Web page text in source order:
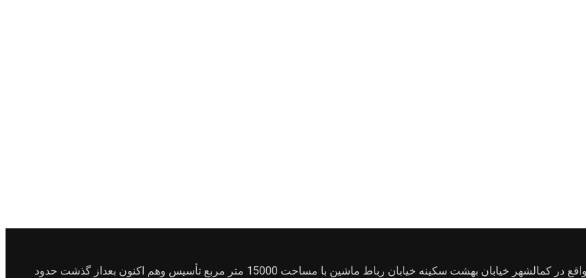
شرکت مرصوص بتن درسال1381 درجنوب شرقی شهرک صنعتی بهارستان واقع در کمالشهر خیابان بهشت سکینه خیابان رباط ماشین با مساحت 15000 متر مربع تأسیس وهم اکنون بعداز گذشت حدود